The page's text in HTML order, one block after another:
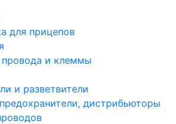
для прицепов
провода и клеммы
и разветвители
дистрибьюторы